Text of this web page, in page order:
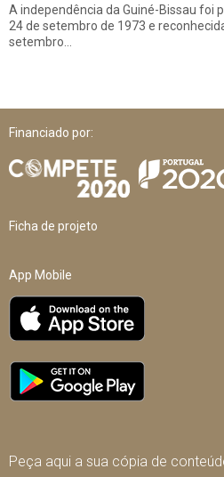
A independência da Guiné-Bissau foi
24 de setembro de 1973 e
setembro…
Financiado por:
Ficha de projeto
App Mobile
Peça aqui a sua cópia de